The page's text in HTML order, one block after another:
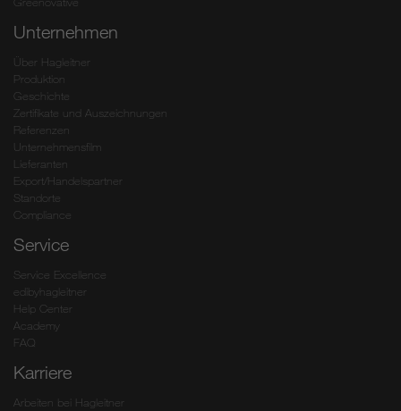
Unternehmen
Über Hagleitner
Produktion
Geschichte
Zertifikate und Auszeichnungen
Referenzen
Unternehmensfilm
Lieferanten
Export/Handelspartner
Standorte
Compliance
Service
Service Excellence
edibyhagleitner
Help Center
Academy
FAQ
Karriere
Arbeiten bei Hagleitner